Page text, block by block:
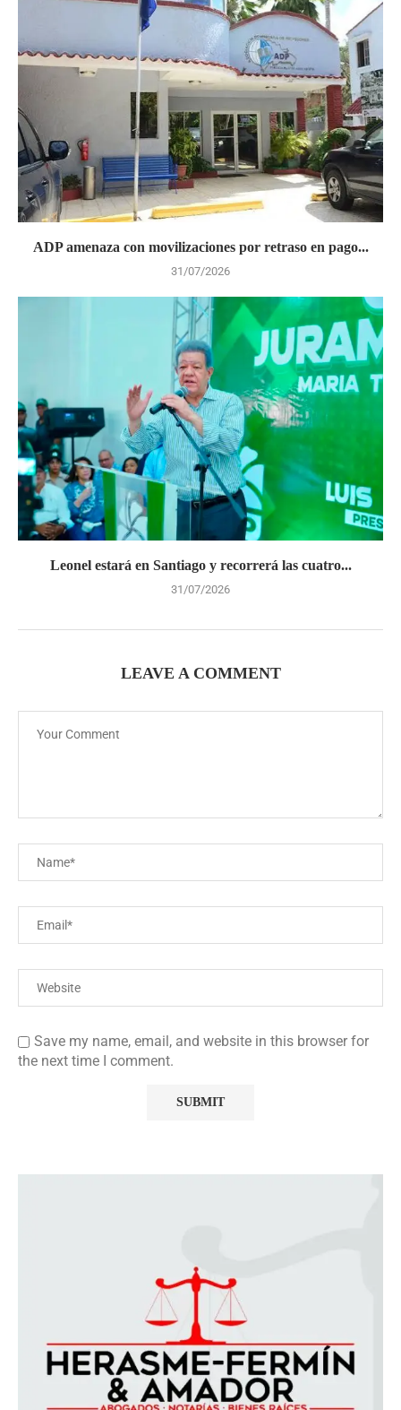
ADP amenaza con movilizaciones por retraso en pago...
31/07/2026
Leonel estará en Santiago y recorrerá las cuatro...
31/07/2026
LEAVE A COMMENT
Save my name, email, and website in this browser for
the next time I comment.